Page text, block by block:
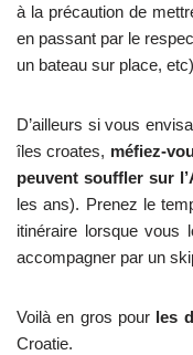
à la précaution de
en passant par le
un bateau sur place,
D’ailleurs si vous
îles croates, méfiez-
peuvent souffler sur
les ans). Prenez le
itinéraire lorsque vous
accompagner par un
Voilà en gros pour les
Croatie.